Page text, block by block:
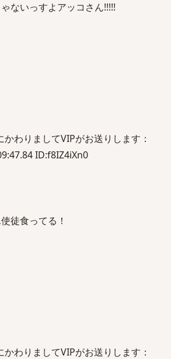
ないっすよアッコさん!!!!!
わりましてVIPがお送りします：
ID:f8IZ4iXn0
徒食ってる！
わりましてVIPがお送りします：